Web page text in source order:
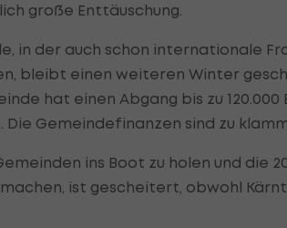
große Enttäuschung.
in der auch schon internationale
bleibt einen weiteren Winter
hat einen Abgang bis zu 120.000
Die Gemeindefinanzen sind zu
ins Boot zu holen und die
ist gescheitert, obwohl